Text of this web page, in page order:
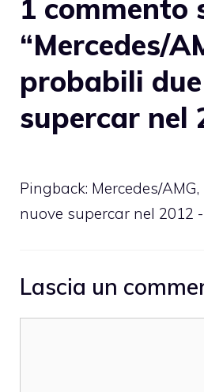
1 commento
“Mercedes/
probabili
supercar nel
Pingback: Mercedes/
nuove supercar nel 2012
Lascia un